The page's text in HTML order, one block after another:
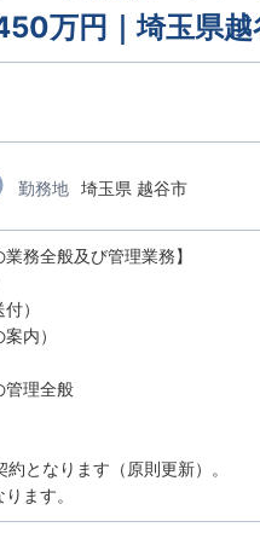
万円｜埼玉県
勤務地 埼玉県 越谷市
務全般及び管理業務】
）
内）
管理全般
となります（原則更新）。
ます。